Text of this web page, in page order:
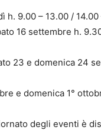
h. 9.00 – 13.00 /
16 settembre h.
23 e domenica 24
e domenica 1°
degli eventi è